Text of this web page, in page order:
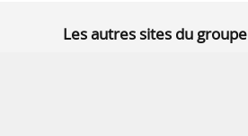
Les autres sites du groupe